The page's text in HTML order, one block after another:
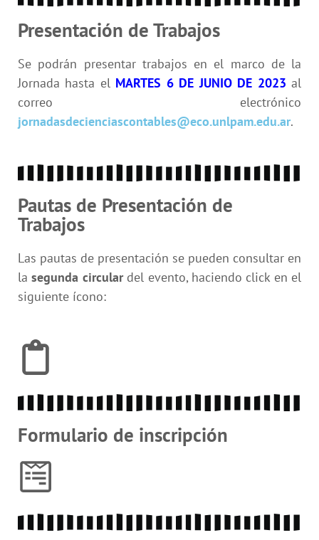
Presentación de Trabajos
Se podrán presentar trabajos en el marco de la
Jornada hasta el MARTES 6 DE JUNIO DE 2023 al
correo electrónico
jornadasdecienciascontables@eco.unlpam.edu.ar.
Pautas de Presentación de
Trabajos
Las pautas de presentación se pueden consultar en
lasegunda circulardel evento, haciendo click en el
siguiente ícono:
Formulario de inscripción